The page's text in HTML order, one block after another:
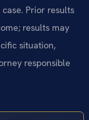
Prior results
results may
situation,
responsible